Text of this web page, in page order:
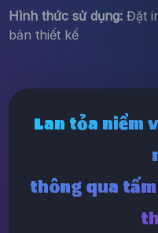
Hình thức sử dụng:Đặt
bản thiết kế
Lan tỏa niềm
thông qua